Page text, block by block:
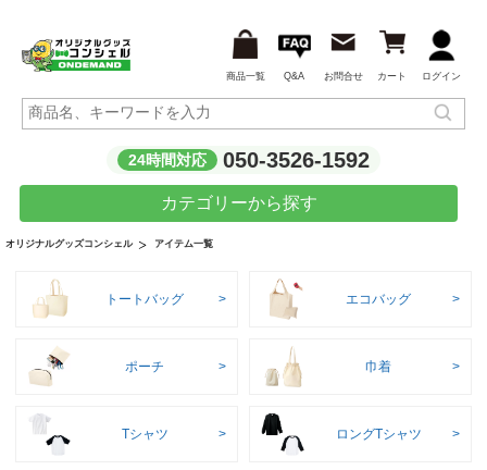
商品一覧 Q&A お問合せ カート ログイン
24時間対応 050-3526-1592
カテゴリーから探す
オリジナルグッズコンシェル アイテム一覧
トートバッグ エコバッグ
ポーチ 巾着
Tシャツ ロングTシャツ